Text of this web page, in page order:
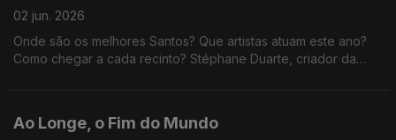
02 jun. 2026
Onde são os melhores Santos? Que artistas atuam este ano?
Como chegar a cada recinto? Stéphane Duarte, criador da
Ao Longe, o Fim do Mundo